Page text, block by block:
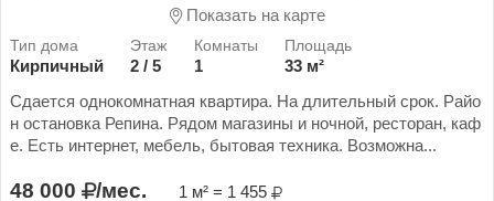
Показать на карте
Кирпичный 2 / 5 1
33 м²
Сдается однокомнатная квартира. На длительный срок. Райо
н остановка Репина. Рядом магазины и ночной, ресторан, каф
е. Есть интернет, мебель, бытовая техника. Возможна...
48 000 /мес. 1 м² = 1 455